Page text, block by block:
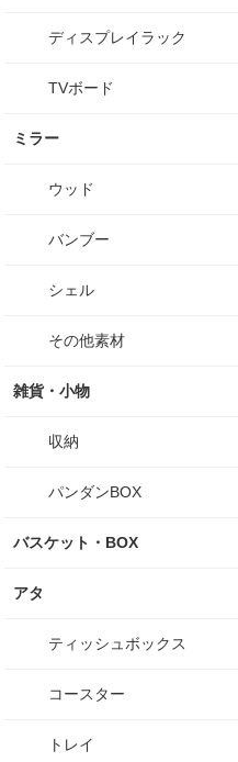
ディスプレイラック
TVボード
ミラー
ウッド
バンブー
シェル
その他素材
雑貨・小物
収納
パンダンBOX
バスケット・BOX
アタ
ティッシュボックス
コースター
トレイ